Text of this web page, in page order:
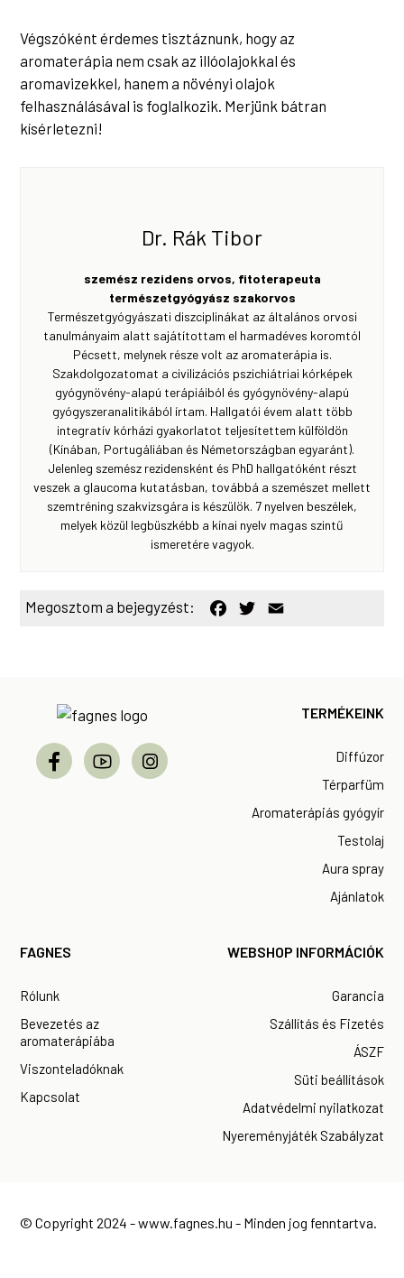
Végszóként érdemes tisztáznunk, hogy az
aromaterápia nem csak az illóolajokkal és
aromavizekkel, hanem a növényi olajok
felhasználásával is foglalkozik. Merjünk bátran
kísérletezni!
Dr. Rák Tibor
szemész rezidens orvos, fitoterapeuta
természetgyógyász szakorvos
Természetgyógyászati diszciplinákat az általános orvosi
tanulmányaim alatt sajátítottam el harmadéves koromtól
Pécsett, melynek része volt az aromaterápia is.
Szakdolgozatomat a civilizációs pszichiátriai kórképek
gyógynövény-alapú terápiáiból és gyógynövény-alapú
gyógyszeranalitikából írtam. Hallgatói évem alatt több
integratív kórházi gyakorlatot teljesítettem külföldön
(Kínában, Portugáliában és Németországban egyaránt).
Jelenleg szemész rezidensként és PhD hallgatóként részt
veszek a glaucoma kutatásban, továbbá a szemészet mellett
szemtréning szakvizsgára is készülök. 7 nyelven beszélek,
melyek közül legbüszkébb a kínai nyelv magas szintű
ismeretére vagyok.
Megosztom a bejegyzést:
w
TERMÉKEINK
Diffúzor
Térparfüm
Aromaterápiás gyógyír
Testolaj
Aura spray
Ajánlatok
FAGNES
Rólunk
Bevezetés az
aromaterápiába
Viszonteladóknak
Kapcsolat
WEBSHOP INFORMÁCIÓK
Garancia
Szállítás és Fizetés
ÁSZF
Süti beállítások
Adatvédelmi nyilatkozat
Nyereményjáték Szabályzat
© Copyright 2024 -www.fagnes.hu - Minden jog fenntartva.